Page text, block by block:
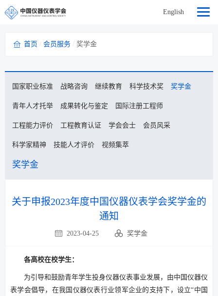
English
首页 会员服务 奖学金
国家职业标准 战略咨询 继续教育 科学技术奖 奖学金
青年人才托举 成果转化与鉴定 国际注册工程师
工程能力评价 工程教育认证 学会会士 会员风采
科学家精神 技能人才评价 视频集萃
奖学金
关于申报2023年度中国仪器仪表学会奖学金的
通知
2023-04-25 奖学金
各高校在校学生：
为引导和鼓励青年学生投身仪器仪表事业发展，由中国仪器仪
表学会倡导，在我国仪器仪表行业领军企业的支持下，设立“中国